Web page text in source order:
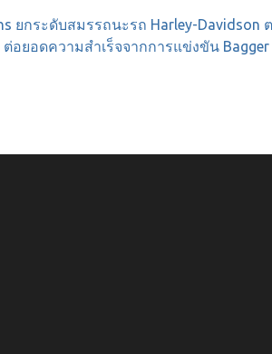
ยกระดับสมรรถนะรถ Harley-Davidson
ต่อยอดความสำเร็จจากการแข่งขัน Bagger